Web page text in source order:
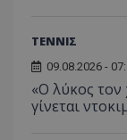
ΤΕΝΝΙΣ
09.08.2026 -
«Ο λύκος
γίνεται